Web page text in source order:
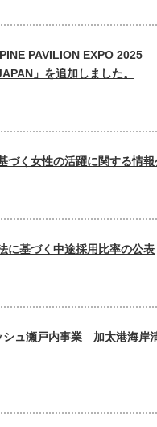
PAVILION EXPO 2025
」を追加しました。
づく女性の活躍に関する情
に基づく中途採用比率の公表
シュ瀬戸内事業 加太港海岸